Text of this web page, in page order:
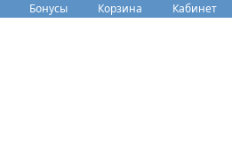
Бонусы
Корзина
Кабинет